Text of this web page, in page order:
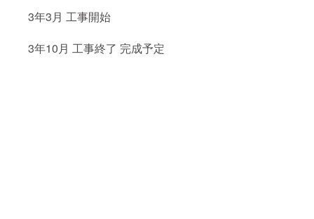
3年3月 工事開始
3年10月 工事終了 完成予定